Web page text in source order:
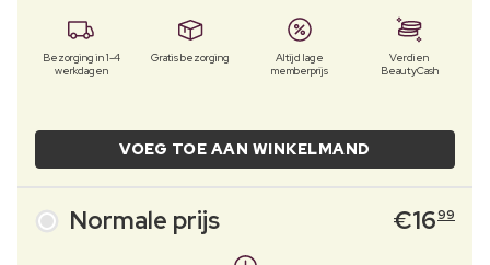
Bezorging in 1-4
werkdagen
Gratis bezorging
Altijd lage
memberprijs
Verdien
BeautyCash
VOEG TOE AAN WINKELMAND
Normale prijs €1699